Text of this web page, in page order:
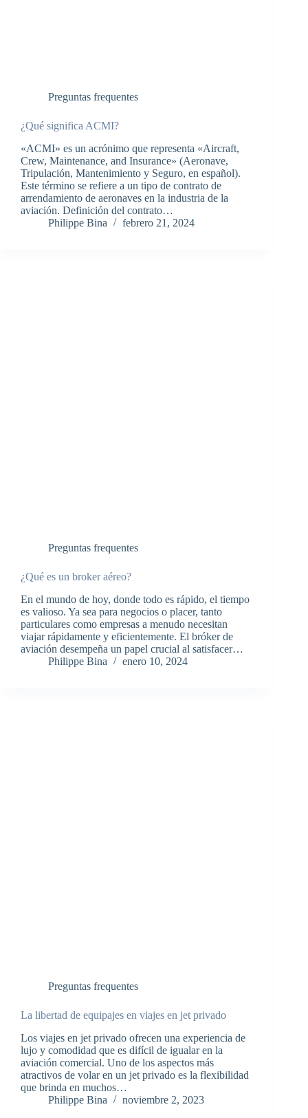
Preguntas frequentes
¿Qué significa ACMI?
«ACMI» es un acrónimo que representa «Aircraft,
Crew, Maintenance, and Insurance» (Aeronave,
Tripulación, Mantenimiento y Seguro, en español).
Este término se refiere a un tipo de contrato de
arrendamiento de aeronaves en la industria de la
aviación. Definición del contrato…
Philippe Bina
febrero 21, 2024
Preguntas frequentes
¿Qué es un broker aéreo?
En el mundo de hoy, donde todo es rápido, el tiempo
es valioso. Ya sea para negocios o placer, tanto
particulares como empresas a menudo necesitan
viajar rápidamente y eficientemente. El bróker de
aviación desempeña un papel crucial al satisfacer…
Philippe Bina
enero 10, 2024
Preguntas frequentes
La libertad de equipajes en viajes en jet privado
Los viajes en jet privado ofrecen una experiencia de
lujo y comodidad que es difícil de igualar en la
aviación comercial. Uno de los aspectos más
atractivos de volar en un jet privado es la flexibilidad
que brinda en muchos…
Philippe Bina
noviembre 2, 2023